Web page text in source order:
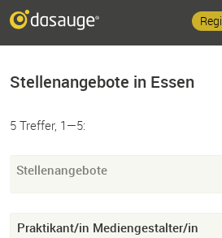
Stellenangebote in Essen
5 Treffer, 1—5:
Stellenangebote
Praktikant/in Mediengestalter/in